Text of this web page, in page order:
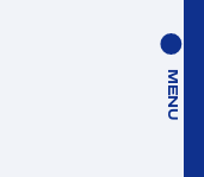
MENU